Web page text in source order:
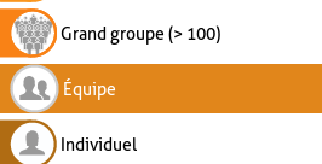
Grand groupe (> 100)
Équipe
Individuel